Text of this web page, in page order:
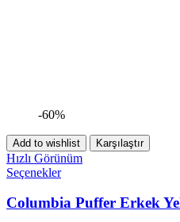
-60%
Add to wishlist Karşılaştır
Hızlı Görünüm
Seçenekler
Columbia Puffer Erkek